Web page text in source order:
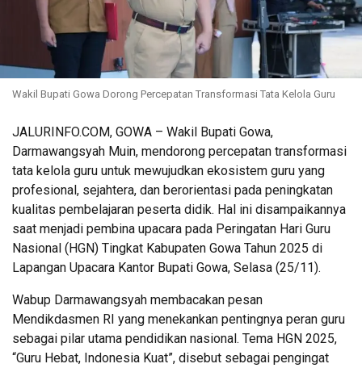
Wakil Bupati Gowa Dorong Percepatan Transformasi Tata Kelola Guru
JALURINFO.COM, GOWA – Wakil Bupati Gowa,
Darmawangsyah Muin, mendorong percepatan transformasi
tata kelola guru untuk mewujudkan ekosistem guru yang
profesional, sejahtera, dan berorientasi pada peningkatan
kualitas pembelajaran peserta didik. Hal ini disampaikannya
saat menjadi pembina upacara pada Peringatan Hari Guru
Nasional (HGN) Tingkat Kabupaten Gowa Tahun 2025 di
Lapangan Upacara Kantor Bupati Gowa, Selasa (25/11).
Wabup Darmawangsyah membacakan pesan
Mendikdasmen RI yang menekankan pentingnya peran guru
sebagai pilar utama pendidikan nasional. Tema HGN 2025,
“Guru Hebat, Indonesia Kuat”, disebut sebagai pengingat